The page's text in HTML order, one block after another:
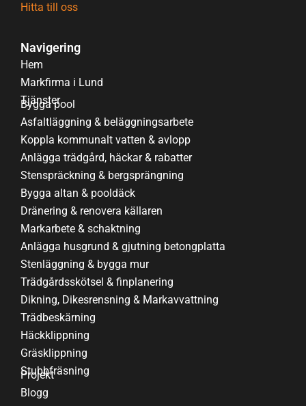
Hitta till oss
Navigering
Hem
Markfirma i Lund
Tjänster
Bygga pool
Asfaltläggning & beläggningsarbete
Koppla kommunalt vatten & avlopp
Anlägga trädgård, häckar & rabatter
Stenspräckning & bergsprängning
Bygga altan & pooldäck
Dränering & renovera källaren
Markarbete & schaktning
Anlägga husgrund & gjutning betongplatta
Stenläggning & bygga mur
Trädgårdsskötsel & finplanering
Dikning, Dikesrensning & Markavvattning
Trädbeskärning
Häckklippning
Gräsklippning
Stubbfräsning
Projekt
Blogg